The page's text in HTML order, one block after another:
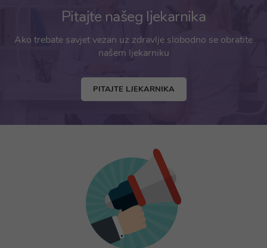
Pitajte našeg ljekarnika
Ako trebate savjet vezan uz zdravlje slobodno se obratite
našem ljekarniku
PITAJTE LJEKARNIKA